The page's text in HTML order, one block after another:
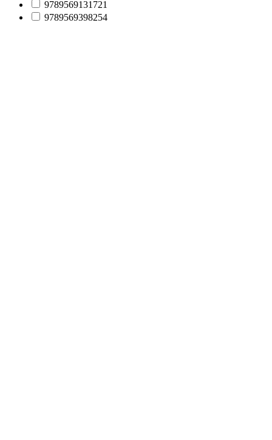
9789569131721
9789569398254